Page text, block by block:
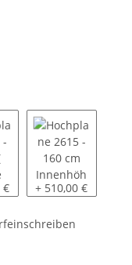
( andere Farben auf
2615 - GRAU (
€ Hochplane 2615 -
+ 510,00 €